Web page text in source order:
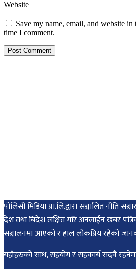
Website
Save my name, email, and website
time I comment.
पोलिसी मिडिया प्रा.लि.द्वारा सञ्चालित नीति
देश तथा बिदेश लक्षित गरि अनलाईन खबर
सञ्चालनमा आएको र हाल लोकप्रिय रहेको
यहाँहरुको साथ, सहयोग र सहकार्य सदवै रहनेमा